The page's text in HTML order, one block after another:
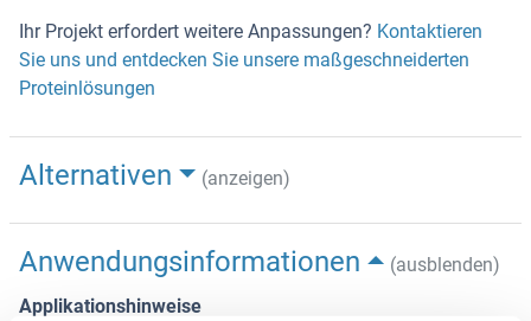
Ihr Projekt erfordert weitere Anpassungen? Kontaktieren
Sie uns und entdecken Sie unsere maßgeschneiderten
Proteinlösungen
Alternativen (anzeigen)
Anwendungsinformationen
(ausblenden)
Applikationshinweise